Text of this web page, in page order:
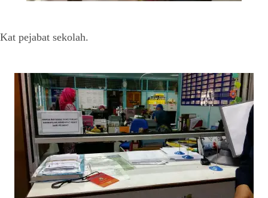
Kat pejabat sekolah.